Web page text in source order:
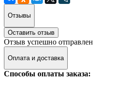
Отзывы
Оставить отзыв
Отзыв успешно отправлен
Оплата и доставка
Способы оплаты заказа: